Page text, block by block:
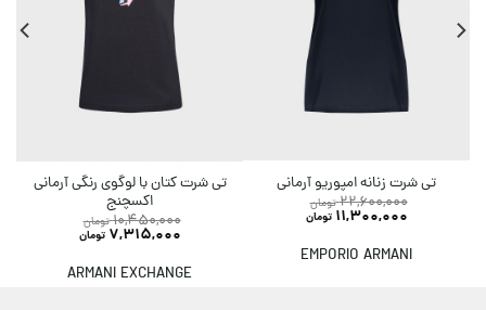
تی شرت زنانه امپوریو آرمانی
22,600,000 تومان
11,300,000 تومان
EMPORIO ARMANI
تی شرت کتان با لوگوی رنگی آرمانی
اکسچنج
10,450,000 تومان
7,315,000 تومان
ARMANI EXCHANGE